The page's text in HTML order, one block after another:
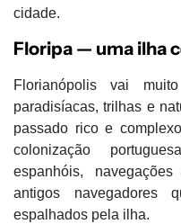
cidade.
Floripa — uma ilha
Florianópolis vai
paradisíacas, trilhas e
passado rico e
colonização
espanhóis,
antigos navegadores
espalhados pela ilha.